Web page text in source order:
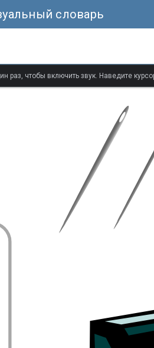
словарь
раз, чтобы включить звук. Наведите